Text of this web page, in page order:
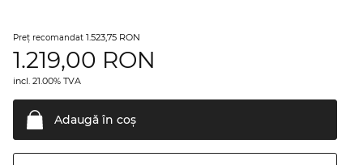
Preţ recomandat 1.523,75 RON
1.219,00 RON
incl. 21.00% TVA
Adaugă în coş